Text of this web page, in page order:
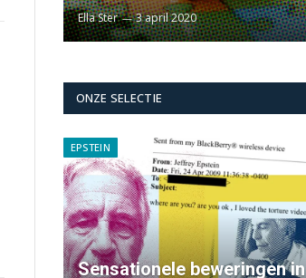
Ella Ster 3 april 2020
ONZE SELECTIE
EPSTEIN
Sensationele beweringen in